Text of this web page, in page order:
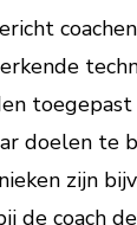
toegepast
doelen te
zijn
de coach